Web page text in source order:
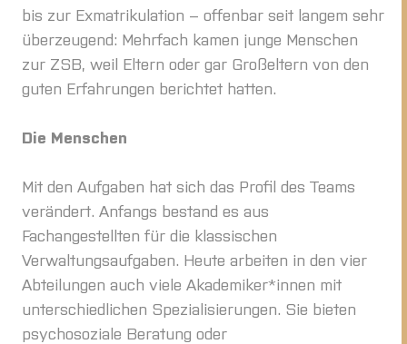
bis zur Exmatrikulation – offenbar seit langem sehr
überzeugend: Mehrfach kamen junge Menschen
zur ZSB, weil Eltern oder gar Großeltern von den
guten Erfahrungen berichtet hatten.
Die Menschen
Mit den Aufgaben hat sich das Profil des Teams
verändert. Anfangs bestand es aus
Fachangestellten für die klassischen
Verwaltungsaufgaben. Heute arbeiten in den vier
Abteilungen auch viele Akademiker*innen mit
unterschiedlichen Spezialisierungen. Sie bieten
psychosoziale Beratung oder